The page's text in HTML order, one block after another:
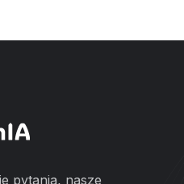
pytania, nasze